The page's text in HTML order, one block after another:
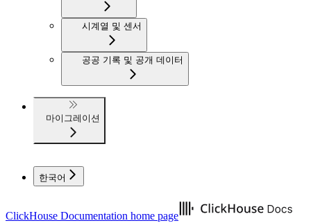
시계열 및 센서
공공 기록 및 공개 데이터
마이그레이션
한국어
ClickHouse Documentation home page